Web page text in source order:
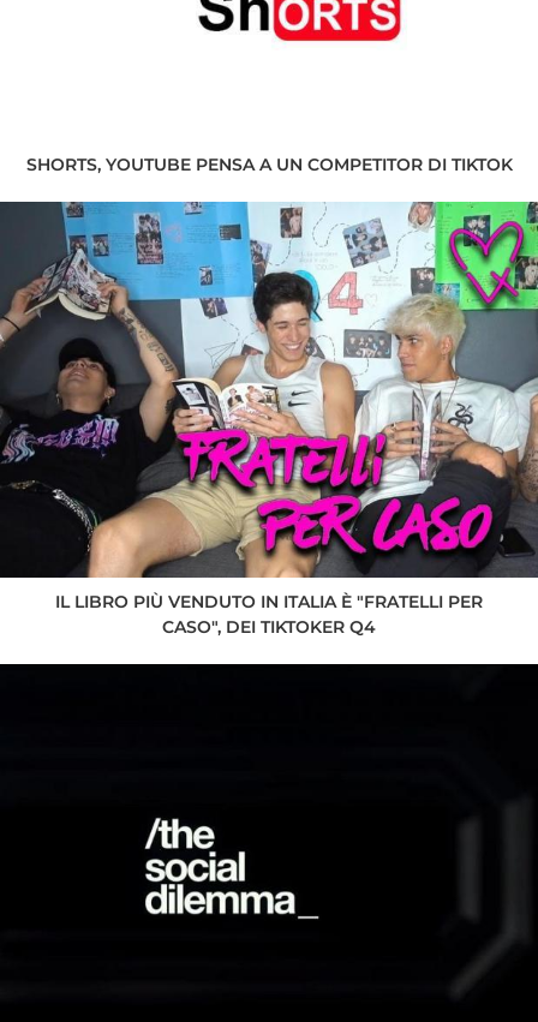
SHORTS, YOUTUBE PENSA A UN COMPETITOR DI TIKTOK
IL LIBRO PIÙ VENDUTO IN ITALIA È "FRATELLI PER
CASO", DEI TIKTOKER Q4